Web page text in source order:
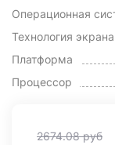
Операционная
Технология экрана
Платформа
Процессор
2674.08руб